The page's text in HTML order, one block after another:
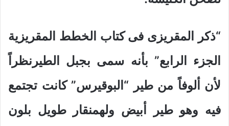
“ذكر المقريزى فى كتاب الخطط المقريزية
الجزء الرابع” بأنه سمى بجبل الطيرنظراً
لأن ألوفاً من طير “البوقيرس” كانت تجتمع
فيه وهو طير أبيض ولهمنقار طويل بلون